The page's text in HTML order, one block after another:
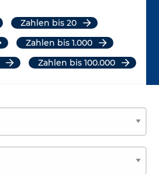
Zahlen bis 20
Zahlen bis 1.000
Zahlen bis 100.000